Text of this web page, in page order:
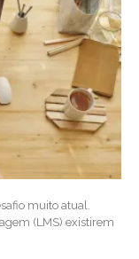
muito atual.
(LMS) existirem